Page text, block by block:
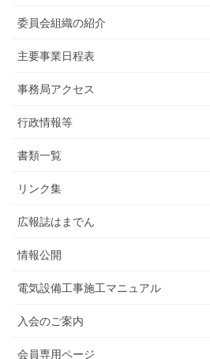
委員会組織の紹介
主要事業日程表
事務局アクセス
行政情報等
書類一覧
リンク集
広報誌はまでん
情報公開
電気設備工事施工マニュアル
入会のご案内
会員専用ページ